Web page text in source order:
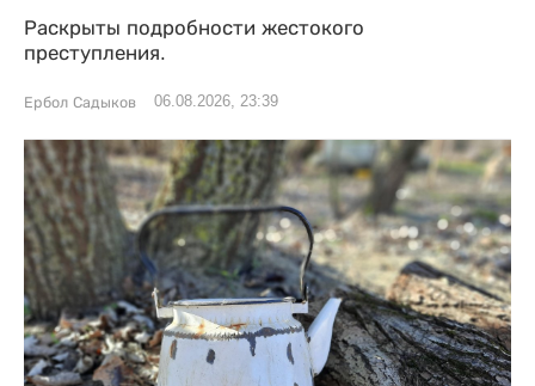
Раскрыты подробности жестокого
преступления.
Ербол Садыков 06.08.2026, 23:39